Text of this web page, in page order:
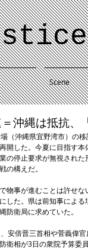
Scene
沖縄は抵抗、
（沖縄県宜野湾市）の
開した。今夏に目指す
の停止要求が無視され
の構えだ。
物事が進むことは許せ
した。県は前知事によ
防衛局に求めていた。
安倍晋三首相や菅義偉
衛相が3日の衆院予算委